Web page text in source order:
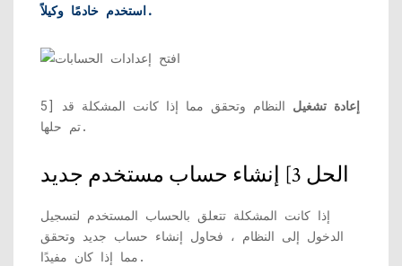
استخدم خادمًا وكيلاً.
5] إعادة تشغيل النظام وتحقق مما إذا كانت المشكلة قد
تم حلها.
الحل 3] إنشاء حساب مستخدم جديد
إذا كانت المشكلة تتعلق بالحساب المستخدم لتسجيل
الدخول إلى النظام ، فحاول إنشاء حساب جديد وتحقق
مما إذا كان مفيدًا.